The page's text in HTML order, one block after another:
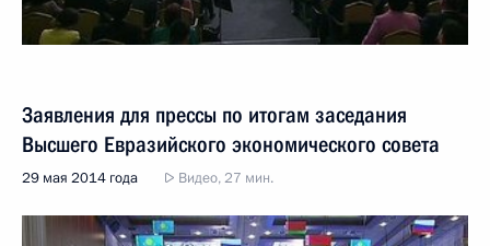
Заявления для прессы по итогам заседания
Высшего Евразийского экономического совета
29 мая 2014 года Видео, 27 мин.